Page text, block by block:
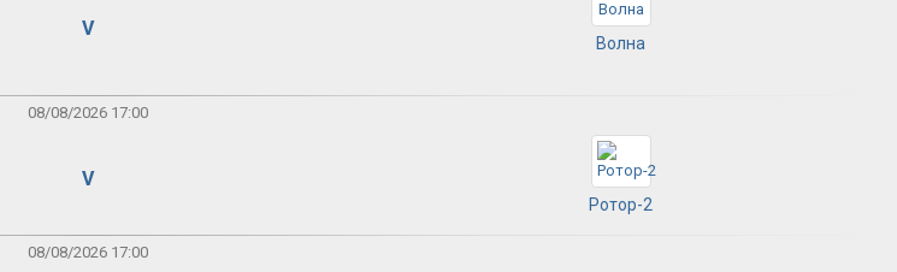
V
Волна
08/08/2026 17:00
V
Ротор-2
08/08/2026 17:00